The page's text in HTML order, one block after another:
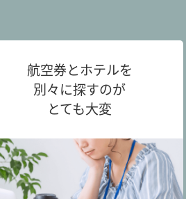
航空券とホテルを
別々に探すのが
とても大変